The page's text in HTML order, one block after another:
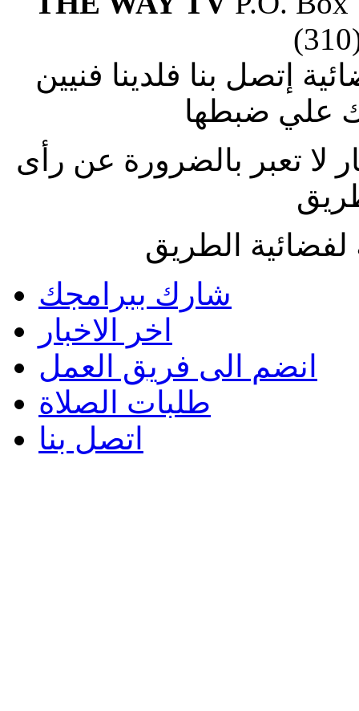
إتصل بنا فلدينا فنيين
علي ضبطها
لا تعبر بالضرورة عن رأى
الطريق
شارك ببرامجك
اخر الاخبار
انضم الى فريق العمل
طلبات الصلاة
اتصل بنا